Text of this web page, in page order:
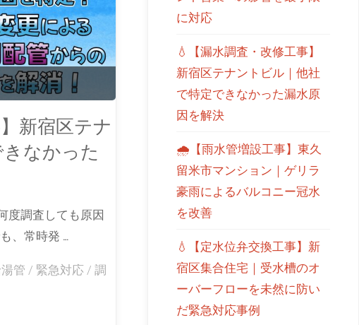
新宿区テナ
なかった
度調査しても原因
、常時発 …
管 / 緊急対応 / 調
に対応
💧【漏水調査・改修工事】
新宿区テナントビル｜他社
で特定できなかった漏水原
因を解決
🌧【雨水管増設工事】東久
留米市マンション｜ゲリラ
豪雨によるバルコニー冠水
を改善
💧【定水位弁交換工事】新
宿区集合住宅｜受水槽のオ
ーバーフローを未然に防い
だ緊急対応事例